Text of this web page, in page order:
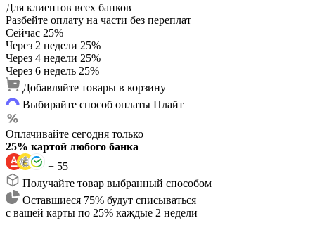
Для клиентов всех банков
Разбейте оплату на части без переплат
Сейчас 25%
Через 2 недели 25%
Через 4 недели 25%
Через 6 недель 25%
Добавляйте товары в корзину
Выбирайте способ оплаты Плайт
Оплачивайте сегодня только
25% картой любого банка
+ 55
Получайте товар выбранный способом
Оставшиеся 75% будут списываться
с вашей карты по 25% каждые 2 недели